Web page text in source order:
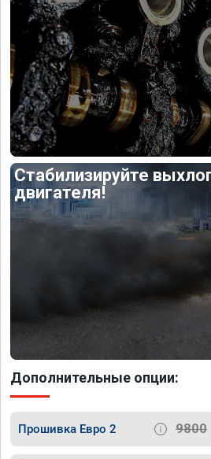
Стабилизируйте
двигателя!
Дополнительные опции:
Прошивка Евро 2 9800